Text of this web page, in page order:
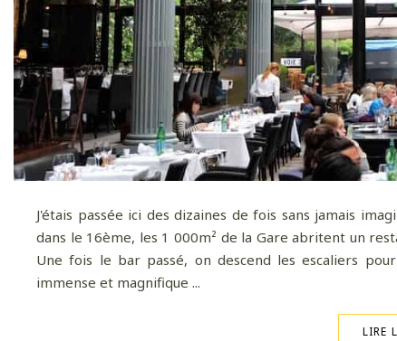
J'étais passée ici des dizaines de fois sans jamais
dans le 16ème, les 1 000m² de la Gare abritent un
Une fois le bar passé, on descend les escaliers
immense et magnifique ...
LIRE